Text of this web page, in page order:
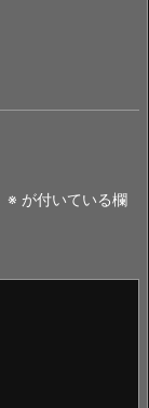
※ が付いている欄